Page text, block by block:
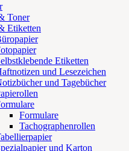
Toner
Etiketten
Etiketten
und Lesezeichen
und Tagebücher
Formulare
Tachographenrollen
und Karton